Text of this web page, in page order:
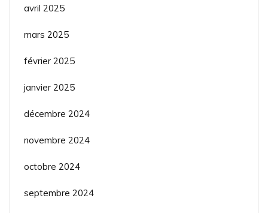
avril 2025
mars 2025
février 2025
janvier 2025
décembre 2024
novembre 2024
octobre 2024
septembre 2024